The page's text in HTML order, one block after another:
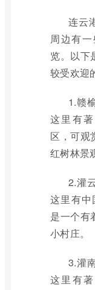
连云
周边有
览。以下
较受欢迎
1.赣
这里有
区，可观
红树林景
2.灌
这里有中
是一个有
小村庄。
3.灌
这里有